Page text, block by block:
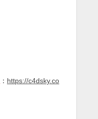
： https://c4dsky.co